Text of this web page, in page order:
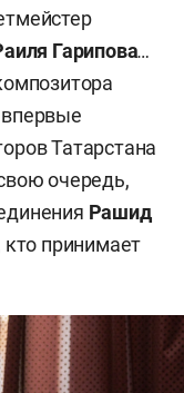
Гарипова…
впервые
Татарстана
очередь,
Рашид
кто принимает